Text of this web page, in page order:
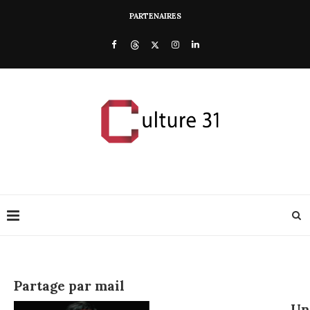
PARTENAIRES
Partage par mail